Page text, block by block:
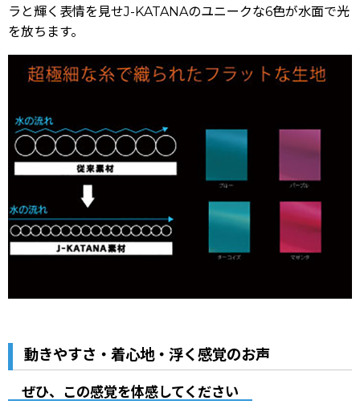
ラと輝く表情を見せJ-KATANAのユニークな6色が水面で光
を放ちます。
動きやすさ・着心地・浮く感覚のお声
ぜひ、この感覚を体感してください